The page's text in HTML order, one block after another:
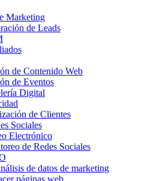
Marketing
de Leads
de Contenido Web
de Eventos
Digital
de Clientes
Sociales
Electrónico
de Redes Sociales
de datos de marketing
páginas web